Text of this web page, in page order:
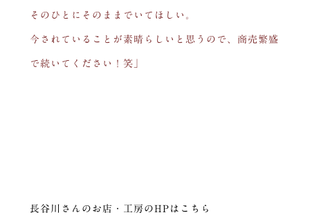
そのひとにそのままでいてほしい。
今されていることが素晴らしいと思うので、商売繁盛
で続いてください！笑」
長谷川さんのお店・工房のHPはこちら